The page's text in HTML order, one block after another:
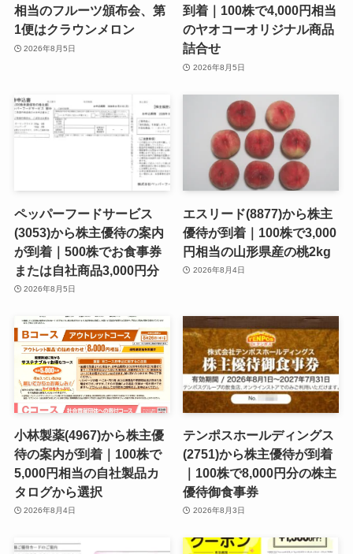
相当のフルーツ頒布会、第
1便はクラウンメロン
2026年8月5日
到着｜100株で4,000円相当
のヤオコーオリジナル商品
詰合せ
2026年8月5日
ペッパーフードサービス
(3053)から株主優待の案内
が到着｜500株でお食事券
または自社商品3,000円分
2026年8月5日
エスリード(8877)から株主
優待が到着｜100株で3,000
円相当の山形県産の桃2kg
2026年8月4日
小林製薬(4967)から株主優
待の案内が到着｜100株で
5,000円相当の自社製品カ
タログから選択
2026年8月4日
テンポスホールディングス
(2751)から株主優待が到着
｜100株で8,000円分の株主
優待御食事券
2026年8月3日